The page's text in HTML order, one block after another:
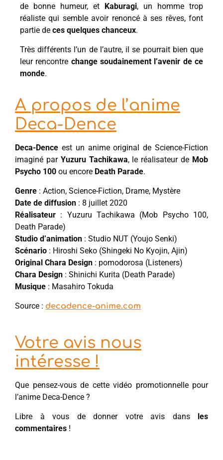
de bonne humeur, et
Kaburagi, un homme trop
réaliste qui semble avoir renoncé à ses rêves, font
partie de ces quelques chanceux.
Très différents l’un de l’autre, il se pourrait bien que
leur rencontre change soudainement l’avenir de ce
monde.
A propos de l’anime
Deca-Dence
Deca-Dence est un anime original de Science-Fiction
imaginé par Yuzuru Tachikawa, le réalisateur de Mob
Psycho 100 ou encore Death Parade.
Genre : Action, Science-Fiction, Drame, Mystère
Date de diffusion : 8 juillet 2020
Réalisateur : Yuzuru Tachikawa (Mob Psycho 100,
Death Parade)
Studio d’animation : Studio NUT (Youjo Senki)
Scénario : Hiroshi Seko (Shingeki No Kyojin, Ajin)
Original Chara Design : pomodorosa (Listeners)
Chara Design : Shinichi Kurita (Death Parade)
Musique : Masahiro Tokuda
Source : decadence-anime.com
Votre avis nous
intéresse !
Que pensez-vous de cette vidéo promotionnelle pour
l’anime Deca-Dence ?
Libre à vous de donner votre avis dans
les
commentaires !